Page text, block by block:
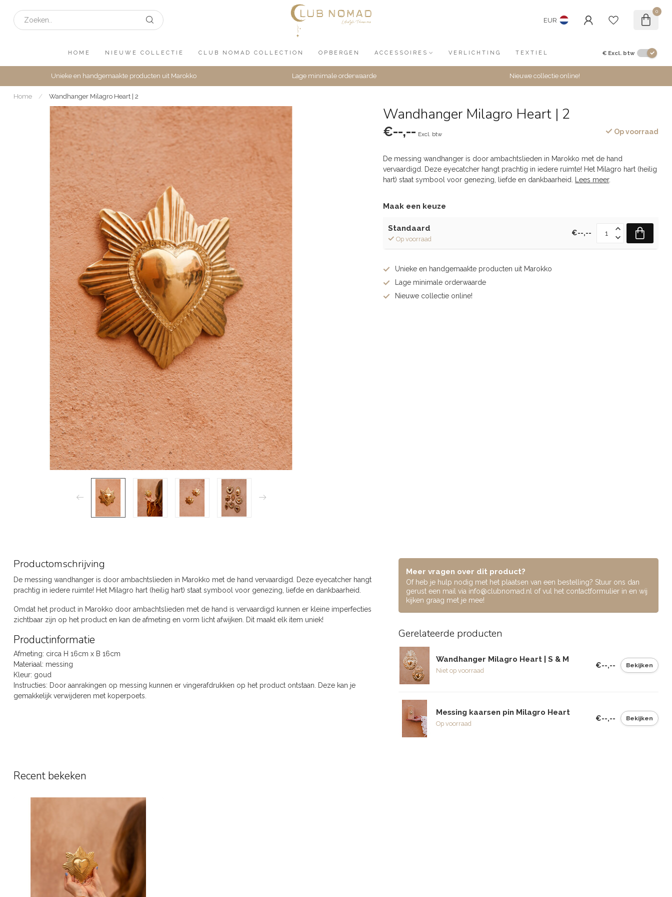
EUR
0
HOME NIEUWE COLLECTIE CLUB NOMAD COLLECTION OPBERGEN ACCESSOIRES VERLICHTING TEXTIEL € Excl. btw
Unieke en handgemaakte producten uit Marokko Lage minimale orderwaarde Nieuwe collectie online!
Home / Wandhanger Milagro Heart | 2
Wandhanger Milagro Heart | 2
€--,-- Excl. btw Op voorraad
De messing wandhanger is door ambachtslieden in Marokko met de hand
vervaardigd. Deze eyecatcher hangt prachtig in iedere ruimte! Het Milagro hart (heilig
hart) staat symbool voor genezing, liefde en dankbaarheid.
Lees meer.
Maak een keuze
Standaard
Op voorraad
€--,--
Unieke en handgemaakte producten uit Marokko
Lage minimale orderwaarde
Nieuwe collectie online!
Productomschrijving
De messing wandhanger is door ambachtslieden in Marokko met de hand vervaardigd. Deze eyecatcher hangt
prachtig in iedere ruimte! Het Milagro hart (heilig hart) staat symbool voor genezing, liefde en dankbaarheid.
Omdat het product in Marokko door ambachtslieden met de hand is vervaardigd kunnen er kleine imperfecties
zichtbaar zijn op het product en kan de afmeting en vorm licht afwijken. Dit maakt elk item uniek!
Productinformatie
Afmeting: circa H 16cm x B 16cm
Materiaal: messing
Kleur: goud
Instructies: Door aanrakingen op messing kunnen er vingerafdrukken op het product ontstaan. Deze kan je
gemakkelijk verwijderen met koperpoets.
Meer vragen over dit product?
Of heb je hulp nodig met het plaatsen van een bestelling? Stuur ons dan
gerust een mail via info@clubnomad.nl
of vul het contactformulier in en wij
kijken graag met je mee!
Gerelateerde producten
Wandhanger Milagro Heart | S & M
Niet op voorraad
€--,-- Bekijken
Messing kaarsen pin Milagro Heart
Op voorraad
€--,-- Bekijken
Recent bekeken